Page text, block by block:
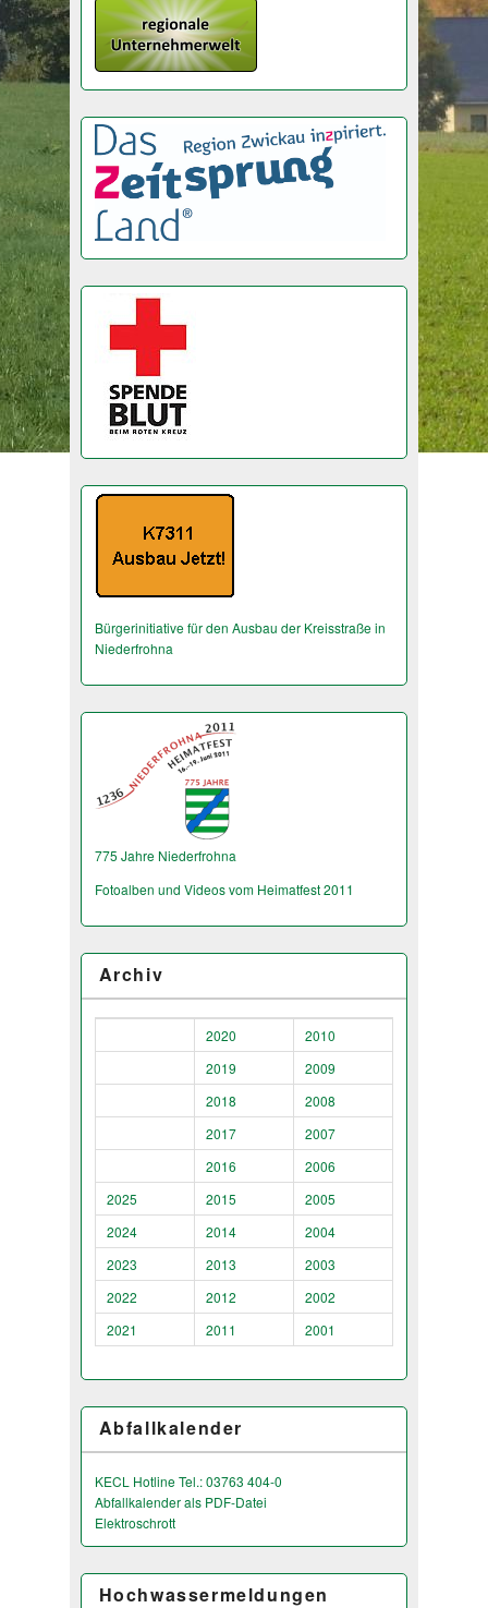
Bürgerinitiative für den Ausbau der Kreisstraße in
Niederfrohna
775 Jahre Niederfrohna
Fotoalben und Videos vom Heimatfest 2011
Archiv
2020
2010
2019
2009
2018
2008
2017
2007
2016
2006
2025
2015
2005
2024
2014
2004
2023
2013
2003
2022
2012
2002
2021
2011 2001
Abfallkalender
KECL Hotline Tel.: 03763 404-0
Abfallkalender als PDF-Datei
Elektroschrott
Hochwassermeldungen